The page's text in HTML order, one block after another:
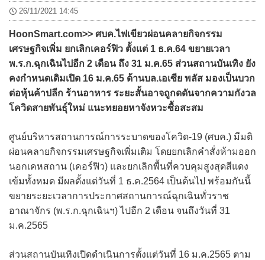
26/11/2021 14:45
HoonSmart.com>> ศบค.ไฟเขียวผ่อนคลายกิจกรรม
เศรษฐกิจเพิ่ม ยกเลิกเคอร์ฟิว ตั้งแต่ 1 ธ.ค.64 ขยายเวลา
พ.ร.ก.ฉุกเฉินไปอีก 2 เดือน ถึง 31 ม.ค.65 ส่วนสถานบันเทิง ยัง
คงกำหนดเดิมเปิด 16 ม.ค.65 ด้านบล.เอเซีย พลัส มองเป็นบวก
ต่อหุ้นค้าปลีก ร้านอาหาร ระยะสั้นอาจถูกดดันจากความกังวล
โควิดสายพันธุ์ใหม่ แนะทยอยหาจังหวะซื้อสะสม
ศูนย์บริหารสถานการณ์การระบาดของโควิด-19 (ศบค.) มีมติ
ผ่อนคลายกิจกรรมเศรษฐกิจเพิ่มเติม โดยยกเลิกคำสั่งห้ามออก
นอกเคหสถาน (เคอร์ฟิว) และยกเลิกพื้นที่ควบคุมสูงสุดสีแดง
เข้มทั้งหมด มีผลตั้งแต่วันที่ 1 ธ.ค.2564 เป็นต้นไป พร้อมกันนี้
ขยายระยะเวลาการประกาศสถานการณ์ฉุกเฉินทั่วราช
อาณาจักร (พ.ร.ก.ฉุกเฉินฯ) ไปอีก 2 เดือน จนถึงวันที่ 31
ม.ค.2565
ส่วนสถานบันเทิงเปิดดำเนินการตั้งแต่วันที่ 16 ม.ค.2565 ตาม